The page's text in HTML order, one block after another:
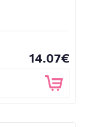
14.07€